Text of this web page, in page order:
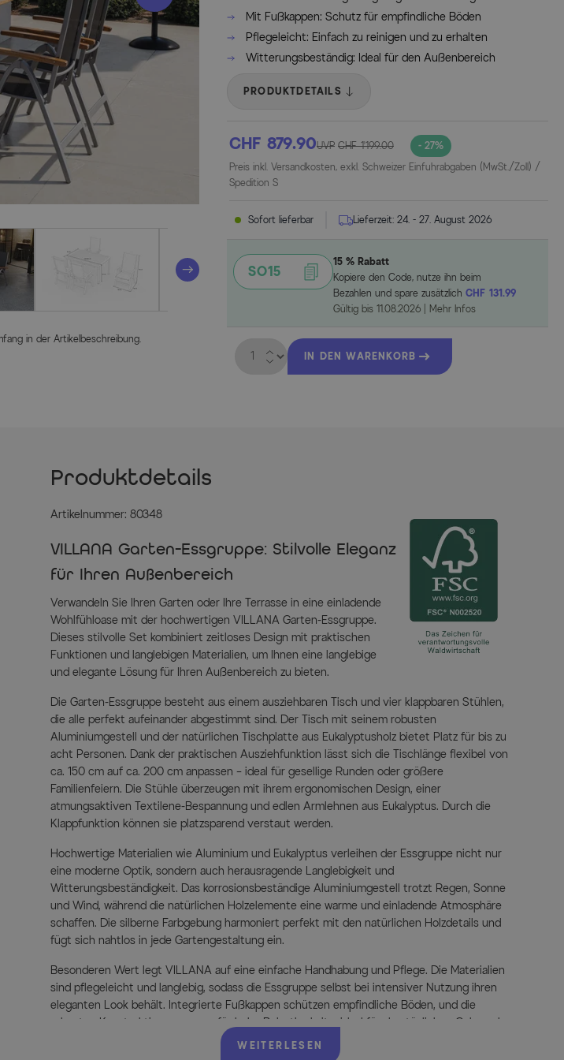
in der Artikelbeschreibung.
Mit Fußkappen: Schutz für empfindliche Böden
Pflegeleicht: Einfach zu reinigen und zu erhalten
Witterungsbeständig: Ideal für den Außenbereich
PRODUKTDETAILS
CHF 879.90UVP CHF 1’199.00
- 27%
Preis inkl. Versandkosten, exkl. Schweizer Einfuhrabgaben (MwSt./Zoll) /
Spedition S
Sofort lieferbar Lieferzeit: 24. - 27. August 2026
SO15
15 % Rabatt
Kopiere den Code, nutze ihn beim
Bezahlen und spare zusätzlich CHF 131.99
Gültig bis 11.08.2026 Mehr Infos
IN DEN WARENKORB
Produktdetails
Artikelnummer: 80348
VILLANA Garten-Essgruppe: Stilvolle Eleganz
für Ihren Außenbereich
Verwandeln Sie Ihren Garten oder Ihre Terrasse in eine einladende
Wohlfühloase mit der hochwertigen VILLANA Garten-Essgruppe.
Dieses stilvolle Set kombiniert zeitloses Design mit praktischen
Funktionen und langlebigen Materialien, um Ihnen eine langlebige
und elegante Lösung für Ihren Außenbereich zu bieten.
Die Garten-Essgruppe besteht aus einem ausziehbaren Tisch und vier klappbaren Stühlen,
die alle perfekt aufeinander abgestimmt sind. Der Tisch mit seinem robusten
Aluminiumgestell und der natürlichen Tischplatte aus Eukalyptusholz bietet Platz für bis zu
acht Personen. Dank der praktischen Ausziehfunktion lässt sich die Tischlänge flexibel von
ca. 150 cm auf ca. 200 cm anpassen – ideal für gesellige Runden oder größere
Familienfeiern. Die Stühle überzeugen mit ihrem ergonomischen Design, einer
atmungsaktiven Textilene-Bespannung und edlen Armlehnen aus Eukalyptus. Durch die
Klappfunktion können sie platzsparend verstaut werden.
Hochwertige Materialien wie Aluminium und Eukalyptus verleihen der Essgruppe nicht nur
eine moderne Optik, sondern auch herausragende Langlebigkeit und
Witterungsbeständigkeit. Das korrosionsbeständige Aluminiumgestell trotzt Regen, Sonne
und Wind, während die natürlichen Holzelemente eine warme und einladende Atmosphäre
schaffen. Die silberne Farbgebung harmoniert perfekt mit den natürlichen Holzdetails und
fügt sich nahtlos in jede Gartengestaltung ein.
Besonderen Wert legt VILLANA auf eine einfache Handhabung und Pflege. Die Materialien
sind pflegeleicht und langlebig, sodass die Essgruppe selbst bei intensiver Nutzung ihren
eleganten Look behält. Integrierte Fußkappen schützen empfindliche Böden, und die
robusten Konstruktionen sorgen für hohe Belastbarkeit – ideal für den täglichen Gebrauch
WEITERLESEN